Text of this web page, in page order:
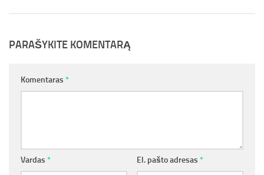
PARAŠYKITE KOMENTARĄ
Komentaras *
Vardas * El. pašto adresas *